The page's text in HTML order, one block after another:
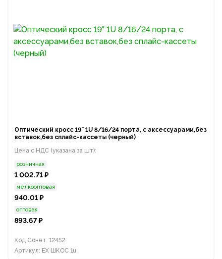
Оптический кросс 19" 1U 8/16/24 порта, с аксессуарами,без
вставок,без сплайс-кассеты (черный)
Цена с НДС (указана за шт):
розничная
1 002.71 ₽
мелкооптовая
940.01 ₽
оптовая
893.67 ₽
Код Сонет: 12452
Артикул: EX ШКОС 1u